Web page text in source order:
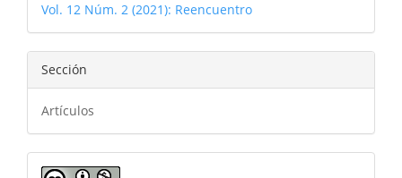
Vol. 12 Núm. 2 (2021): Reencuentro
Sección
Artículos